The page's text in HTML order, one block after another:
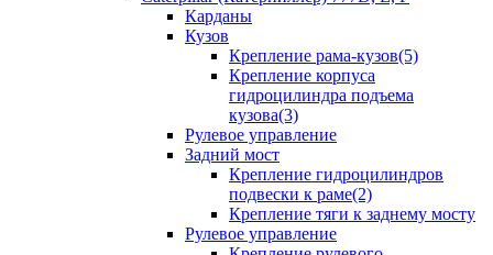
Карданы
Кузов
Крепление рама-кузов(5)
Крепление корпуса
гидроцилиндра подъема
кузова(3)
Рулевое управление
Задний мост
Крепление гидроцилиндров
подвески к раме(2)
Крепление тяги к заднему мосту
Рулевое управление